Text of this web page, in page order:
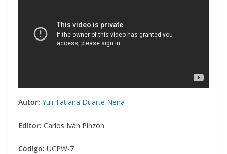
Autor: Yuli Tatiana Duarte Neira
Editor: Carlos Iván Pinzón
Código: UCPW-7